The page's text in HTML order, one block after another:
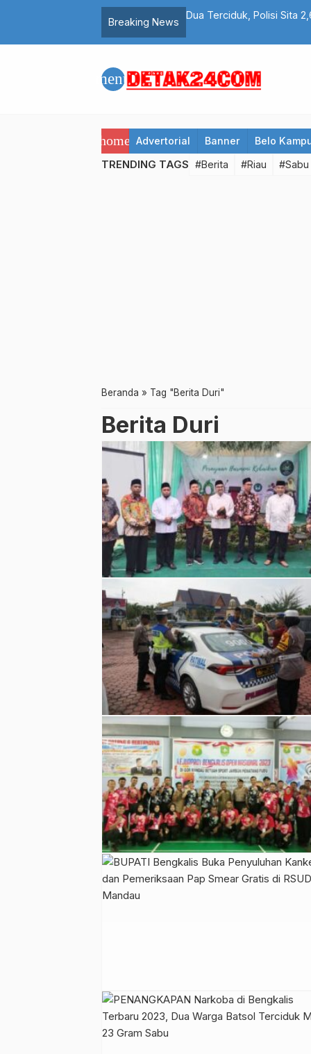
Breaking News
Permudah Masyarakat,
menu
home Advertorial Banner Belo
TRENDING TAGS #Berita #Riau #Sabu
Beranda » Tag "Berita Duri"
Berita Duri